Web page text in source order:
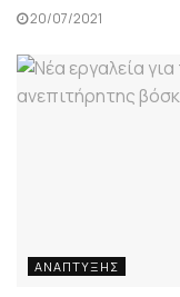
20/07/2021
ΑΝΆΠΤΥΞΗΣ